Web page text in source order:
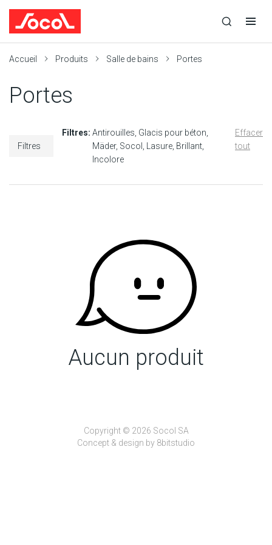
recherche
recherche
navigation
Accueil Produits Salle de bains Portes
Portes
Filtres
Filtres: Antirouilles Glacis pour béton
Mäder Socol Lasure Brillant
Incolore
Effacer
tout
Aucun produit
Copyright © 2026 Socol SA
Concept & design by 8bitstudio